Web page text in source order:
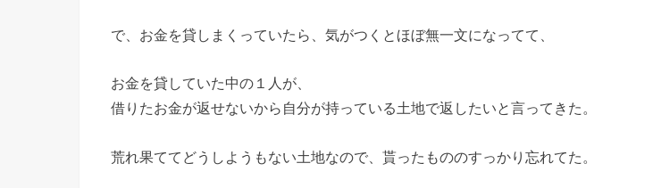
で、お金を貸しまくっていたら、気がつくとほぼ無一文になってて、
お金を貸していた中の１人が、
借りたお金が返せないから自分が持っている土地で返したいと言ってきた。
荒れ果ててどうしようもない土地なので、貰ったもののすっかり忘れてた。